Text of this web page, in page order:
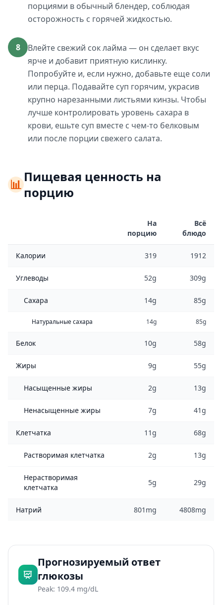
порциями в обычный блендер, соблюдая
осторожность с горячей жидкостью.
8
Влейте свежий сок лайма — он сделает вкус
ярче и добавит приятную кислинку.
Попробуйте и, если нужно, добавьте еще соли
или перца. Подавайте суп горячим, украсив
крупно нарезанными листьями кинзы. Чтобы
лучше контролировать уровень сахара в
крови, ешьте суп вместе с чем-то белковым
или после порции свежего салата.
📊Пищевая ценность на
порцию
На
порцию
Всё
блюдо
Калории 319 1912
Углеводы 52g 309g
Сахара 14g 85g
Натуральные сахара 14g 85g
Белок 10g 58g
Жиры 9g 55g
Насыщенные жиры 2g 13g
Ненасыщенные жиры 7g 41g
Клетчатка 11g 68g
Растворимая клетчатка 2g 13g
Нерастворимая
клетчатка
5g 29g
Натрий 801mg 4808mg
Прогнозируемый ответ
глюкозы
Peak: 109.4 mg/dL